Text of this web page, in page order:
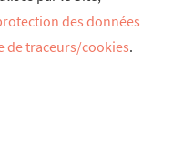
des données
de traceurs/cookies.